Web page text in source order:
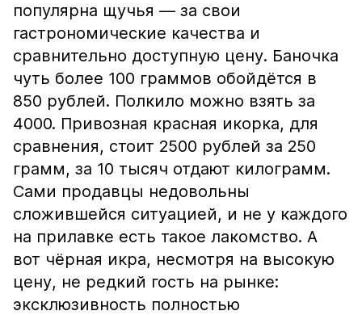
популярна щучья — за свои
гастрономические качества и
сравнительно доступную цену. Баночка
чуть более 100 граммов обойдётся в
850 рублей. Полкило можно взять за
4000. Привозная красная икорка, для
сравнения, стоит 2500 рублей за 250
грамм, за 10 тысяч отдают килограмм.
Сами продавцы недовольны
сложившейся ситуацией, и не у каждого
на прилавке есть такое лакомство. А
вот чёрная икра, несмотря на высокую
цену, не редкий гость на рынке:
эксклюзивность полностью